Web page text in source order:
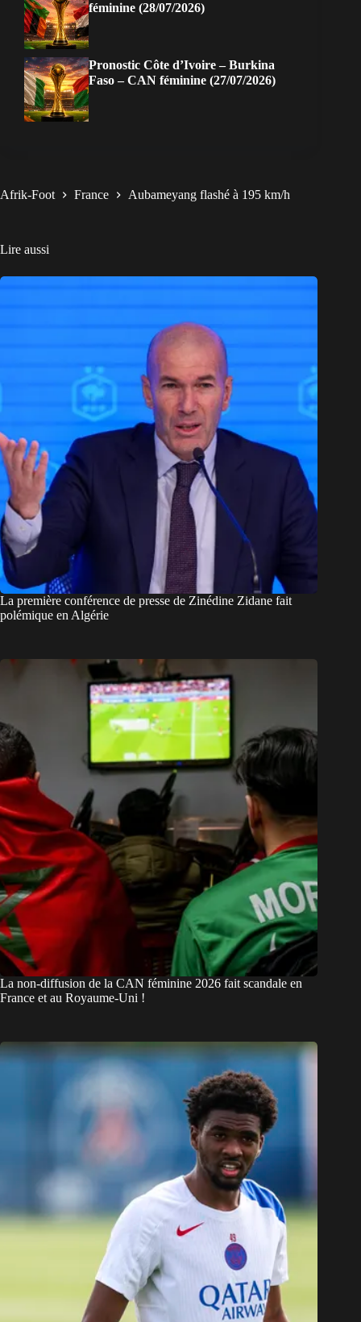
féminine (28/07/2026)
Pronostic Côte d’Ivoire – Burkina
Faso – CAN féminine (27/07/2026)
Afrik-Foot France Aubameyang flashé à 195 km/h
Lire aussi
La première conférence de presse de Zinédine Zidane fait
polémique en Algérie
La non-diffusion de la CAN féminine 2026 fait scandale en
France et au Royaume-Uni !